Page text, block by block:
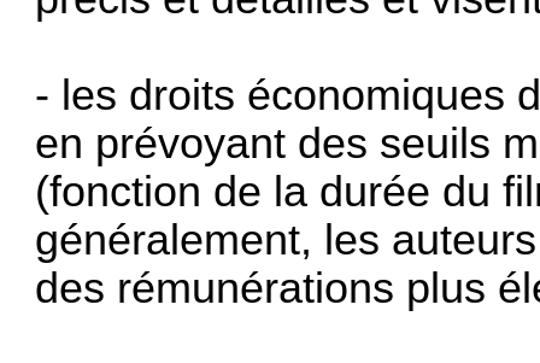
- les droits économiques
en prévoyant des seuils
(fonction de la durée du
généralement, les
des rémunérations plus